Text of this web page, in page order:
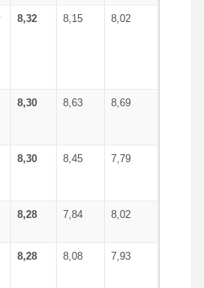
8,32 8,15 8,02
8,30 8,63 8,69
8,30 8,45 7,79
8,28 7,84 8,02
8,28 8,08 7,93